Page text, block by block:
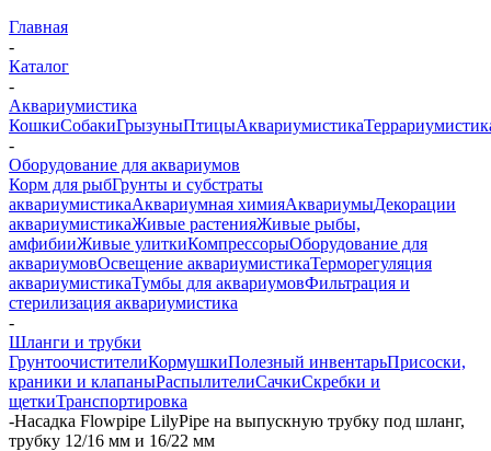
Главная
-
Каталог
-
Аквариумистика
КошкиСобакиГрызуныПтицыАквариумистика
-
Оборудование для аквариумов
Корм для рыбГрунты и субстраты
аквариумистикаАквариумная химияАквариумыДекорации
аквариумистикаЖивые растенияЖивые рыбы,
амфибииЖивые улиткиКомпрессорыОборудование для
аквариумовОсвещение аквариумистикаТерморегуляция
аквариумистикаТумбы для аквариумовФильтрация и
стерилизация аквариумистика
-
Шланги и трубки
ГрунтоочистителиКормушкиПолезный инвентарьПрисоски,
краники и клапаныРаспылителиСачкиСкребки и
щеткиТранспортировка
-Насадка Flowpipe LilyPipe на выпускную трубку под шланг,
трубку 12/16 мм и 16/22 мм